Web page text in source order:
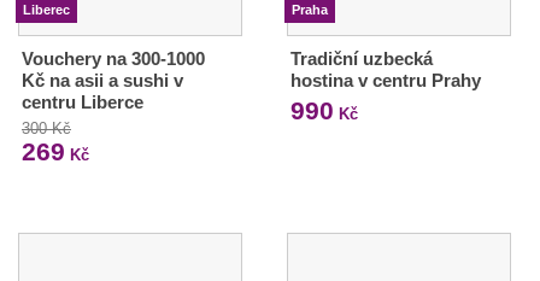
Liberec
Vouchery na 300-1000
Kč na asii a sushi v
centru Liberce
300 Kč
269 Kč
Praha
Tradiční uzbecká
hostina v centru Prahy
990 Kč